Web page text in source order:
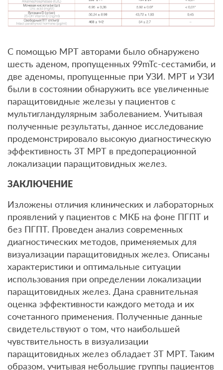
С помощью МРТ авторами было обнаружено
шесть аденом, пропущенных 99mTc-сестамиби, и
две аденомы, пропущенные при УЗИ. МРТ и УЗИ
были в состоянии обнаружить все увеличенные
паращитовидные железы у пациентов c
мультигландулярным заболеванием. Учитывая
полученные результаты, данное исследование
продемонстрировало высокую диагностическую
эффективность 3Т МРТ в предоперационной
локализации паращитовидных желез.
ЗАКЛЮЧЕНИЕ
Изложены отличия клинических и лабораторных
проявлений у пациентов с МКБ на фоне ПГПТ и
без ПГПТ. Проведен анализ современных
диагностических методов, применяемых для
визуализации паращитовидных желез. Описаны
характеристики и оптимальные ситуации
использования при определении локализации
паращитовидных желез. Дана сравнительная
оценка эффективности каждого метода и их
сочетанного применения. Полученные данные
свидетельствуют о том, что наибольшей
чувствительность в визуализации
паращитовидных желез обладает 3Т МРТ. Таким
образом, учитывая небольшие группы пациентов